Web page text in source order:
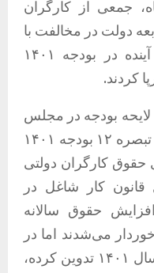
جمعی از کارگران
دولت در مخالفت با
محاسبه افزایش حقوق سال آینده در بودجه ۱۴۰۱
کردند.
بودجه در‌ مجلس
تبصره ١٢ بودجه ۱۴۰۱
۱۰ درصدی حقوق کارگران دولتی
قانون کار شاغل در
حقوق سالانه
می‌شدند اما در
لایحه بودجه‌ای که دولت برای سال ۱۴۰۱ تدوین کرده،